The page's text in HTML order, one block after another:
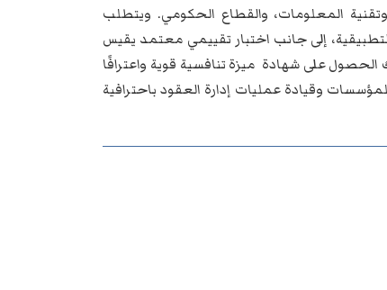
وتقنية المعلومات، والقطاع الحكومي. ويتطلب
إلى جانب اختبار تقييمي معتمد يقيس
على شهادة ميزة تنافسية قوية واعترافًا
وقيادة عمليات إدارة العقود باحترافية